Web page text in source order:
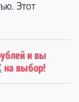
Этот
и вы
на выбор!